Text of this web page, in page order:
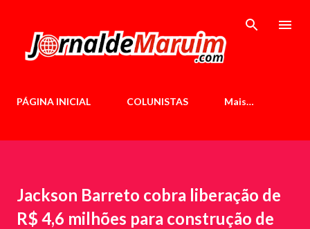
PÁGINA INICIAL COLUNISTAS Mais…
Jackson Barreto cobra liberação de
R$ 4,6 milhões para construção de